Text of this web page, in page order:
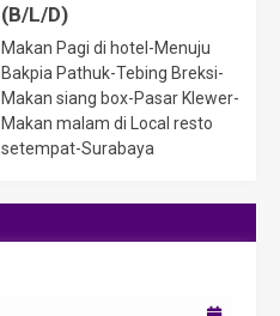
(B/L/D)
Makan Pagi di hotel-Menuju
Bakpia Pathuk-Tebing Breksi-
Makan siang box-Pasar Klewer-
Makan malam di Local resto
setempat-Surabaya